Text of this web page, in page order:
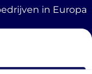
in Europa